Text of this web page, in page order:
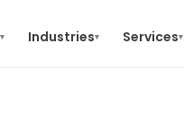
▾ Industries▾ Services▾